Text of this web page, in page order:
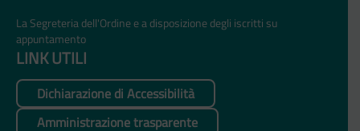
La Segreteria dell'Ordine e a disposizione degli iscritti su
appuntamento
LINK UTILI
Dichiarazione di Accessibilità
Amministrazione trasparente